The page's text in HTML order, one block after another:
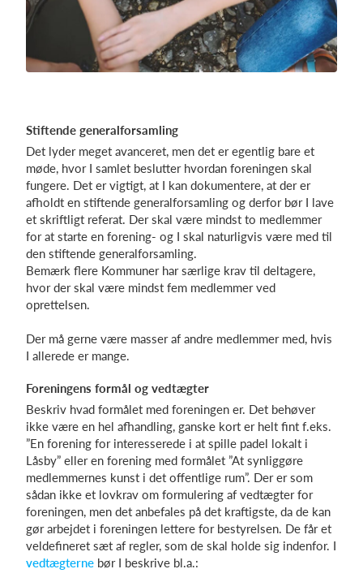
Stiftende generalforsamling
Det lyder meget avanceret, men det er egentlig bare et
møde, hvor I samlet beslutter hvordan foreningen skal
fungere. Det er vigtigt, at I kan dokumentere, at der er
afholdt en stiftende generalforsamling og derfor bør I lave
et skriftligt referat. Der skal være mindst to medlemmer
for at starte en forening- og I skal naturligvis være med til
den stiftende generalforsamling.
Bemærk flere Kommuner har særlige krav til deltagere,
hvor der skal være mindst fem medlemmer ved
oprettelsen.
Der må gerne være masser af andre medlemmer med, hvis
I allerede er mange.
Foreningens formål og vedtægter
Beskriv hvad formålet med foreningen er. Det behøver
ikke være en hel afhandling, ganske kort er helt fint f.eks.
”En forening for interesserede i at spille padel lokalt i
Låsby” eller en forening med formålet ”At synliggøre
medlemmernes kunst i det offentlige rum”. Der er som
sådan ikke et lovkrav om formulering af vedtægter for
foreningen, men det anbefales på det kraftigste, da de kan
gør arbejdet i foreningen lettere for bestyrelsen. De får et
veldefineret sæt af regler, som de skal holde sig indenfor. I
vedtægterne bør I beskrive bl.a.: